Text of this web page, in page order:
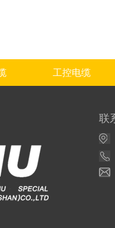
工控电缆
联